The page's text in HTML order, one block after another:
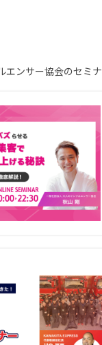
ンサー協会のセミ